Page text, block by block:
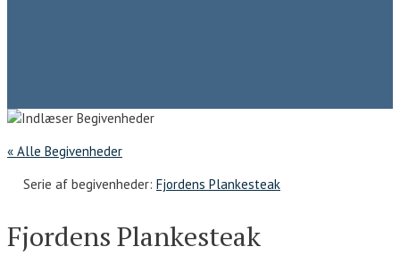
« Alle Begivenheder
Serie af begivenheder: Fjordens Plankesteak
Fjordens Plankesteak